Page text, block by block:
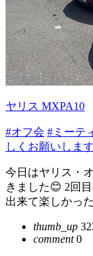
ヤリス MXPA10
#オフ会 #ミーテ
しくお願いしま
今日はヤリス・
きました😊 2回
出来て楽しかっ
thumb_up
comment0